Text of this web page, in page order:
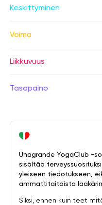
Keskittyminen
Voima
Liikkuvuus
Tasapaino
Unagrande YogaClub -
sisältää
yleiseen tiedotukseen,
ammattitaitoista
Siksi, ennen kuin teet